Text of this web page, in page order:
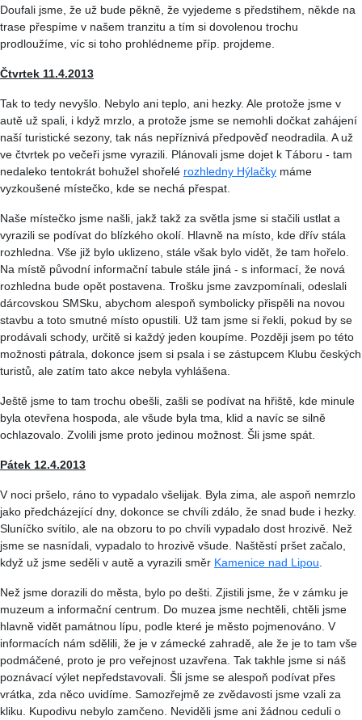
Doufali jsme, že už bude pěkně, že vyjedeme s předstihem, někde na
trase přespíme v našem tranzitu a tím si dovolenou trochu
prodloužíme, víc si toho prohlédneme příp. projdeme.
Čtvrtek 11.4.2013
Tak to tedy nevyšlo. Nebylo ani teplo, ani hezky. Ale protože jsme v
autě už spali, i když mrzlo, a protože jsme se nemohli dočkat zahájení
naší turistické sezony, tak nás nepříznivá předpověď neodradila. A už
ve čtvrtek po večeři jsme vyrazili. Plánovali jsme dojet k Táboru - tam
nedaleko tentokrát bohužel shořelé rozhledny Hýlačky máme
vyzkoušené místečko, kde se nechá přespat.
Naše místečko jsme našli, jakž takž za světla jsme si stačili ustlat a
vyrazili se podívat do blízkého okolí. Hlavně na místo, kde dřív stála
rozhledna. Vše již bylo uklizeno, stále však bylo vidět, že tam hořelo.
Na místě původní informační tabule stále jiná - s informací, že nová
rozhledna bude opět postavena. Trošku jsme zavzpomínali, odeslali
dárcovskou SMSku , abychom alespoň symbolicky přispěli na novou
stavbu a toto smutné místo opustili. Už tam jsme si řekli, pokud by se
prodávali schody, určitě si každý jeden koupíme. Později jsem po této
možnosti pátrala, dokonce jsem si psala i se zástupcem Klubu českých
turistů, ale zatím tato akce nebyla vyhlášena.
Ještě jsme to tam trochu obešli, zašli se podívat na hřiště, kde minule
byla otevřena hospoda, ale všude byla tma, klid a navíc se silně
ochlazovalo. Zvolili jsme proto jedinou možnost. Šli jsme spát.
Pátek 12.4.2013
V noci pršelo, ráno to vypadalo všelijak. Byla zima, ale aspoň nemrzlo
jako předcházející dny, dokonce se chvíli zdálo, že snad bude i hezky.
Sluníčko svítilo, ale na obzoru to po chvíli vypadalo dost hrozivě. Než
jsme se nasnídali, vypadalo to hrozivě všude. Naštěstí pršet začalo,
když už jsme seděli v autě a vyrazili směr Kamenice nad Lipou
Než jsme dorazili do města, bylo po dešti. Zjistili jsme, že v zámku je
muzeum a informační centrum. Do muzea jsme nechtěli, chtěli jsme
hlavně vidět památnou lípu, podle které je město pojmenováno. V
informacích nám sdělili, že je v zámecké zahradě, ale že je to tam vše
podmáčené, proto je pro veřejnost uzavřena. Tak takhle jsme si náš
poznávací výlet nepředstavovali. Šli jsme se alespoň podívat přes
vrátka, zda něco uvidíme. Samozřejmě ze zvědavosti jsme vzali za
kliku. Kupodivu nebylo zamčeno. Neviděli jsme ani žádnou ceduli o